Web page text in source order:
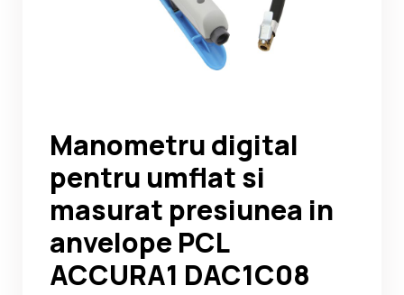
Manometru digital
pentru umflat si
masurat presiunea in
anvelope PCL
ACCURA1 DAC1C08